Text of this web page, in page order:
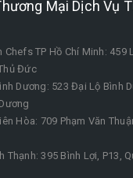
Mại Dịch Vụ
TP Hồ Chí Minh: 459
Đức
Dương: 523 Đại Lộ Bình
Hòa: 709 Phạm Văn
395 Bình Lợi, P13,